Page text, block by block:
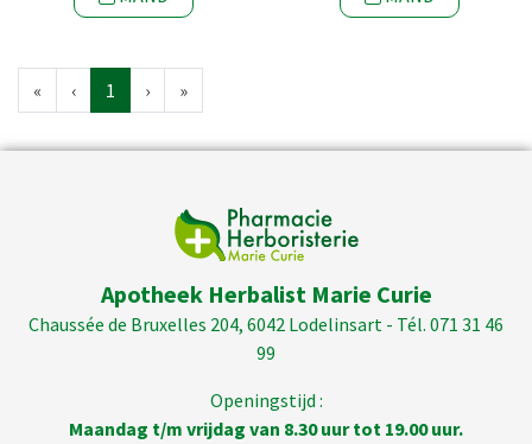
« ‹ 1 › »
Apotheek Herbalist Marie Curie
Chaussée de Bruxelles 204, 6042 Lodelinsart - Tél. 071 31 46
99
Openingstijd :
Maandag t/m vrijdag van 8.30 uur tot 19.00 uur.